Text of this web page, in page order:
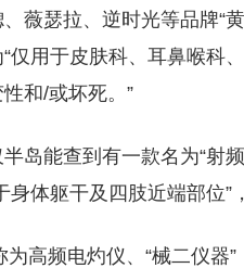
薇瑟拉、逆时光等品牌“
仅用于皮肤科、耳鼻喉科
和/或坏死。”
岛能查到有一款名为“射
身体躯干及四肢近端部位”
高频电灼仪、“械二仪器”